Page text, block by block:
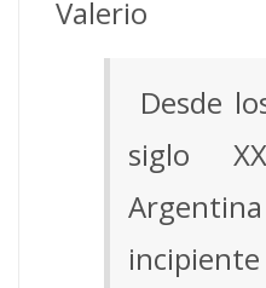
Valerio
Desde
siglo